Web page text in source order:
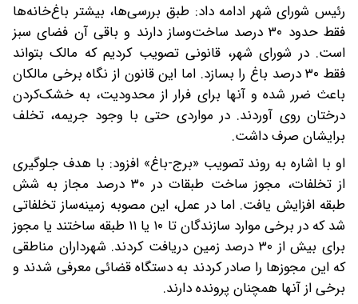
رئیس شورای شهر ادامه داد: طبق بررسی‌ها، بیشتر باغ‌خانه‌ها
فقط حدود ۳۰ درصد ساخت‌وساز دارند و باقی آن فضای سبز
است. در شورای شهر، قانونی تصویب کردیم که مالک بتواند
فقط ۳۰ درصد باغ را بسازد. اما این قانون از نگاه برخی مالکان
باعث ضرر شده و آنها برای فرار از محدودیت، به خشک‌‌کردن
درختان روی آوردند. در مواردی حتی با وجود جریمه، تخلف
برایشان صرف داشت.
او با اشاره به روند تصویب «برج-باغ» افزود: با هدف جلوگیری
از تخلفات، مجوز ساخت طبقات در ۳۰ درصد مجاز به شش
طبقه افزایش یافت. اما در عمل، این مصوبه زمینه‌ساز تخلفاتی
شد که در برخی موارد سازندگان تا ۱۰ یا ۱۱ طبقه ساختند یا مجوز
برای بیش از ۳۰ درصد زمین دریافت کردند. شهرداران مناطقی
که این مجوزها را صادر کردند به دستگاه قضائی معرفی شدند و
برخی از آنها همچنان پرونده دارند.